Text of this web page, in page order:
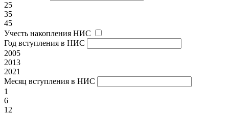
25
35
45
Учесть накопления НИС
Год вступления в НИС
2005
2013
2021
Месяц вступления в НИС
1
6
12